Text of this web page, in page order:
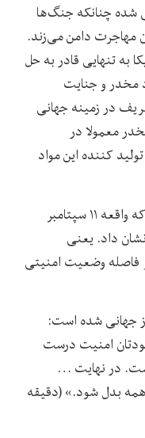
شده چنانکه جنگ‌ها
مهاجرت دامن می‌زند.
به تنهایی قادر به حل
مخدر و جنایت
در زمینه جهانی
معمولا در
کننده این مواد
«تروریسم» هم مشکلی جهانی است که واقعه ۱۱ سپتامبر
نشان داد. یعنی
فاصله وضعیت امنیتی
جهانی شده است:
امنیت درست
در نهایت …
بدل شود.» (دقیقه